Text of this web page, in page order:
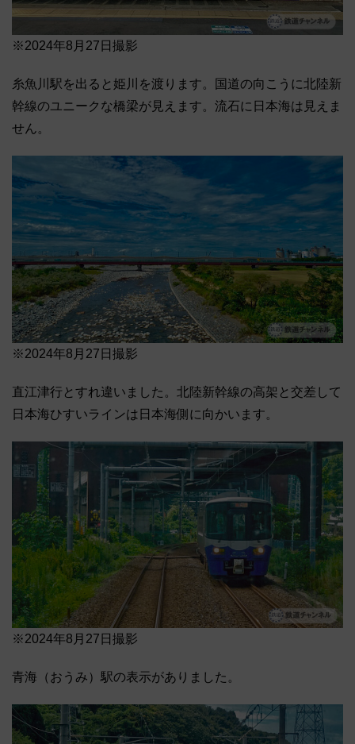
※2024年8月27日撮影
糸魚川駅を出ると姫川を渡ります。国道の向こうに北陸新
幹線のユニークな橋梁が見えます。流石に日本海は見えま
せん。
※2024年8月27日撮影
直江津行とすれ違いました。北陸新幹線の高架と交差して
日本海ひすいラインは日本海側に向かいます。
※2024年8月27日撮影
青海（おうみ）駅の表示がありました。